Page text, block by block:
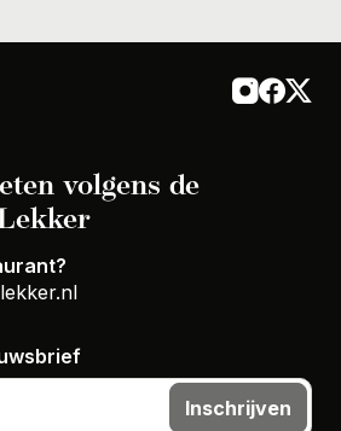
volgens de
Inschrijven